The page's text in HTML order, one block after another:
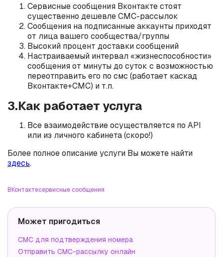
Сервисные сообщения Вконтакте стоят
существенно дешевле СМС-рассылок
Сообщения на подписанные аккаунты приходят
от лица вашего сообщества/группы
Высокий процент доставки сообщений
Настраиваемый интервал «жизнеспособности»
сообщения от минуты до суток с возможностью
переотправить его по смс (работает каскад
Вконтакте+СМС) и т.п.
3.Как работает услуга
Все взаимодействие осуществляется по API
или из личного кабинета (скоро!)
Более полное описание услуги Вы можете найти
здесь.
ВКонтактесервисные сообщения
Может пригодиться
СМС для подтверждения номера
Отправить СМС-рассылку онлайн